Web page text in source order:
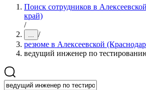
Поиск сотрудников в
край)
/
... /
резюме в Алексеевской
ведущий инженер по